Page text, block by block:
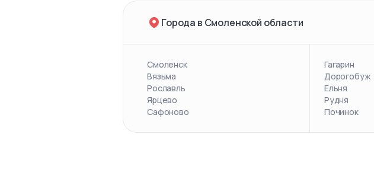
Города в Смоленской области
Смоленск
Вязьма
Рославль
Ярцево
Сафоново
Гагарин
Дорогобуж
Ельня
Рудня
Починок